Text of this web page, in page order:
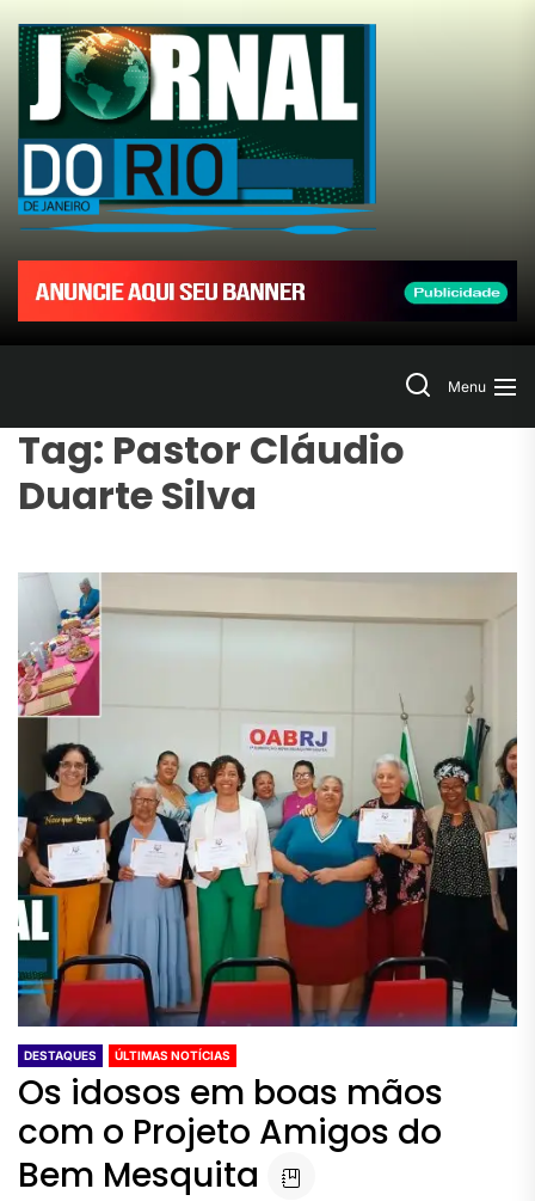
the
content
Jornal
do
Rio
de
SearchMenu
Tag: Pastor Cláudio
Duarte Silva
DESTAQUES ÚLTIMAS NOTÍCIAS
Os idosos em boas mãos
com o Projeto Amigos do
Bem Mesquita